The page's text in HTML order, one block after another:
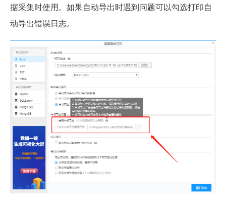
据采集时使用。如果自动导出时遇到问题可以勾选打印自
动导出错误日志。